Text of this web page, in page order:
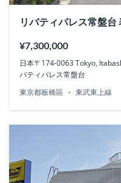
リバティパレス常盤台
¥7,300,000
日本〒174-0063 Tokyo,
バティパレス常盤台
東京都板橋區
東武東上線